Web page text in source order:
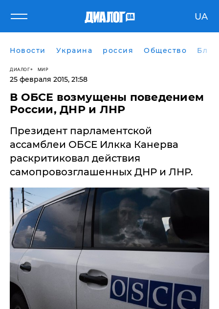
UA
Новости Украина россия Общество
ДИАЛОГ МИР
25 февраля 2015, 21:58
В ОБСЕ возмущены поведением
России, ДНР и ЛНР
​Президент парламентской
ассамблеи ОБСЕ Илкка Канерва
раскритиковал действия
самопровозглашенных ДНР и ЛНР.